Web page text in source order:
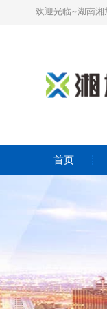
欢迎光临~湖南湘
首页